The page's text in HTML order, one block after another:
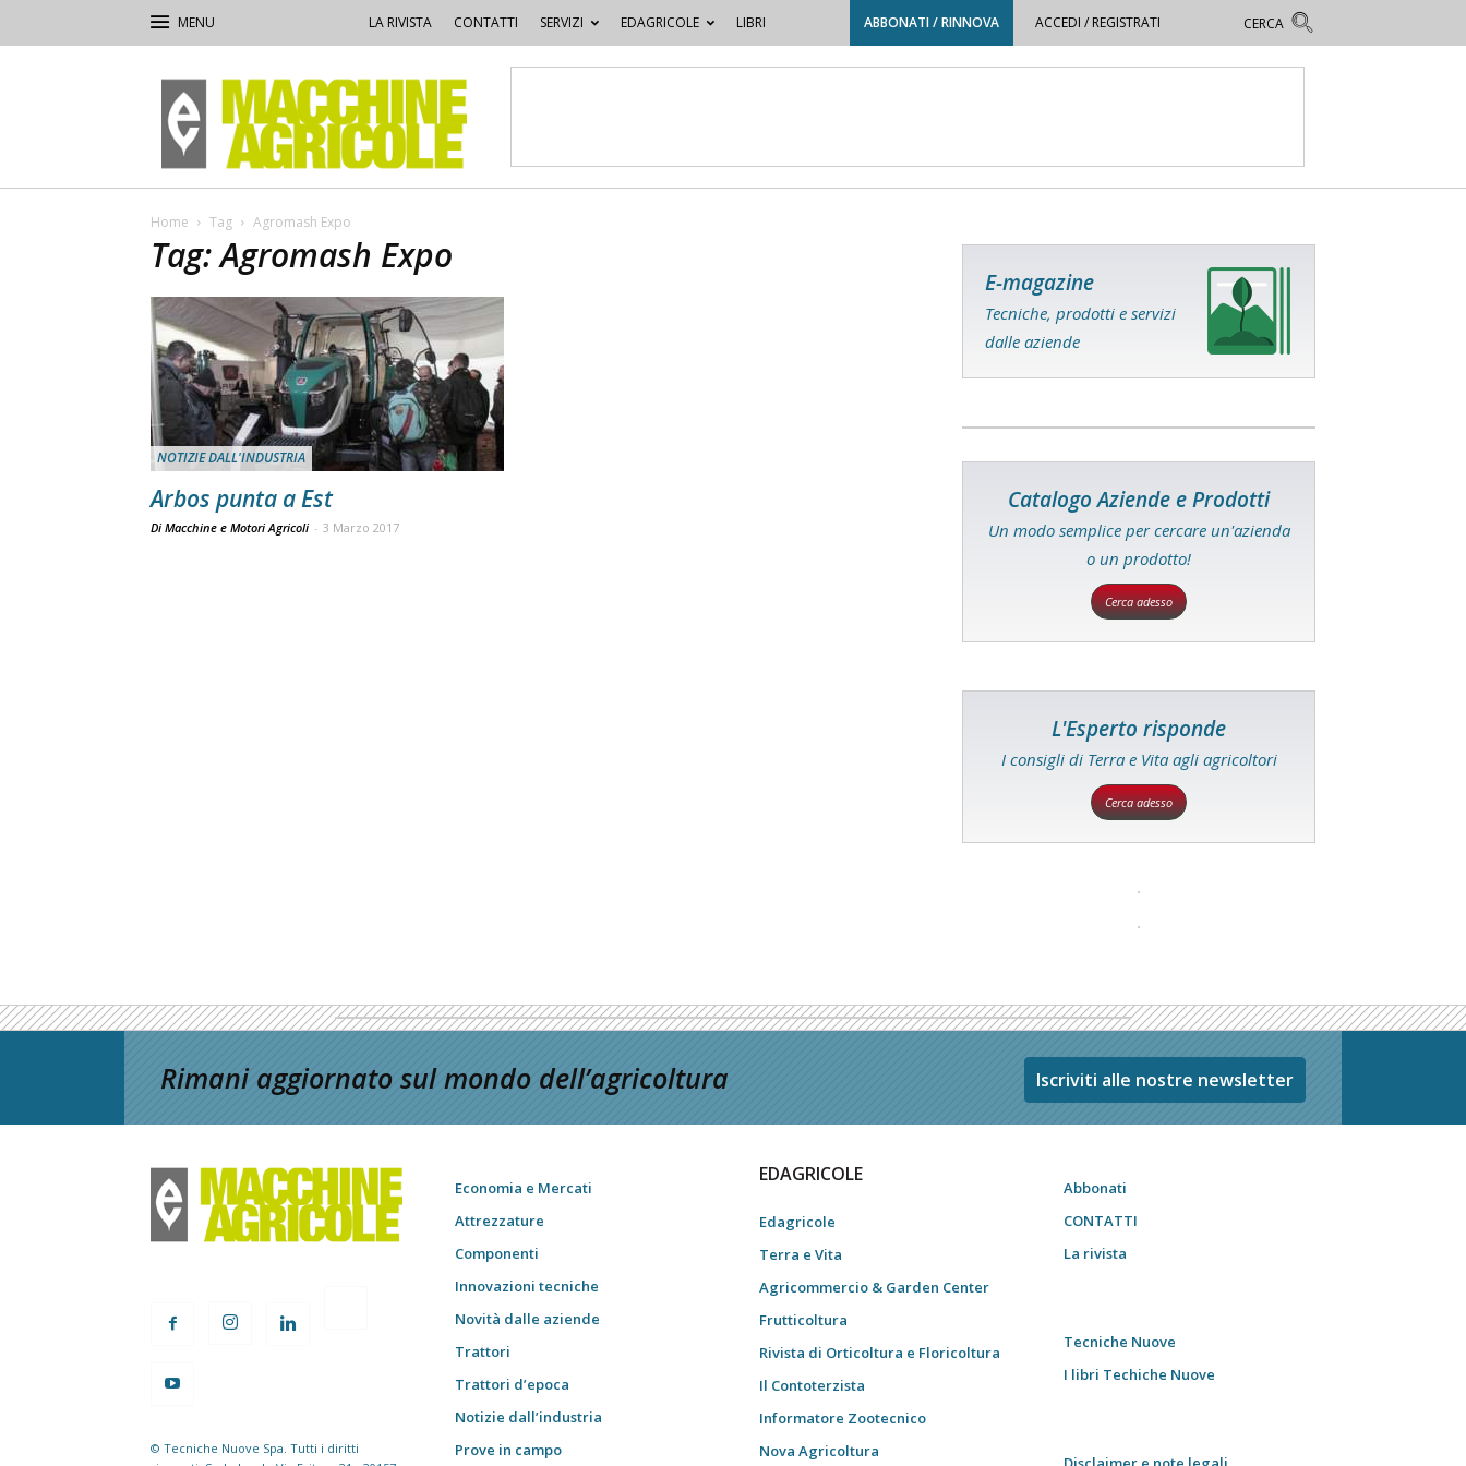
LA RIVISTA CONTATTI SERVIZI EDAGRICOLE LIBRI ABBONATI / RINNOVA ACCEDI / REGISTRATI
Macchine
Agricole
Home Tag Agromash Expo
Tag: Agromash Expo
NOTIZIE DALL'INDUSTRIA
Arbos punta a Est
Di Macchine e Motori Agricoli - 3 Marzo 2017
E-magazine
Tecniche, prodotti e servizi
dalle aziende
Catalogo Aziende e Prodotti
Un modo semplice per cercare un'azienda
o un prodotto!
Cerca adesso
L'Esperto risponde
I consigli di Terra e Vita agli agricoltori
Cerca adesso
Rimani aggiornato sul mondo dell’agricoltura Iscriviti alle nostre newsletter
© Tecniche Nuove Spa. Tutti i diritti
Economia e Mercati
Attrezzature
Componenti
Innovazioni tecniche
Novità dalle aziende
Trattori
Trattori d’epoca
Notizie dall’industria
Prove in campo
EDAGRICOLE
Edagricole
Terra e Vita
Agricommercio & Garden Center
Frutticoltura
Rivista di Orticoltura e Floricoltura
Il Contoterzista
Informatore Zootecnico
Nova Agricoltura
Abbonati
CONTATTI
La rivista
Tecniche Nuove
I libri Techiche Nuove